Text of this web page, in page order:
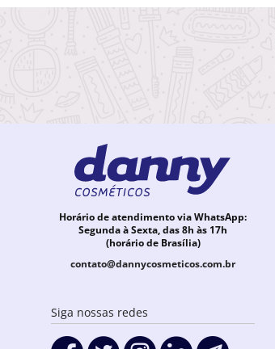
Horário de atendimento via WhatsApp:
Segunda à Sexta, das 8h às 17h
(horário de Brasília)
contato@dannycosmeticos.com.br
Siga nossas redes